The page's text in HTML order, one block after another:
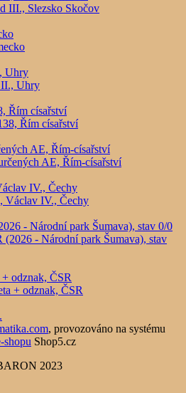
Uhry
Řím císařství
AE, Řím-císařství
IV., Čechy
- Národní park Šumava), stav 0/0
odznak, ČSR
, provozováno na systému
shopu Shop5.cz
2023